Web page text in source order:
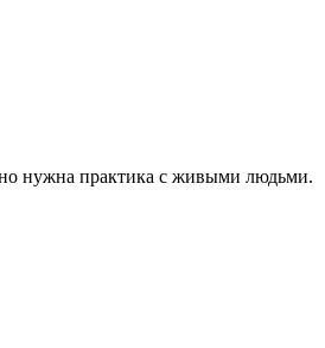
нужна практика с живыми людьми.